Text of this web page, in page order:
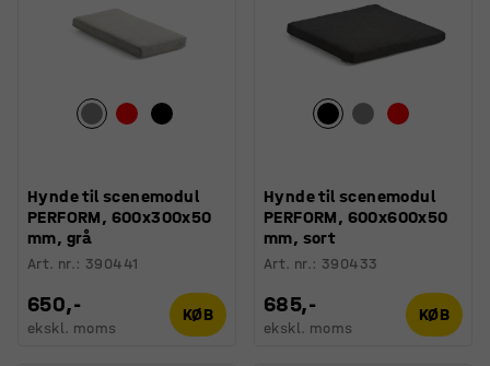
Hynde til scenemodul
PERFORM, 600x300x50
mm, grå
Art. nr.: 390441
650,-
ekskl. moms
KØB
Hynde til scenemodul
PERFORM, 600x600x50
mm, sort
Art. nr.: 390433
685,-
ekskl. moms
KØB